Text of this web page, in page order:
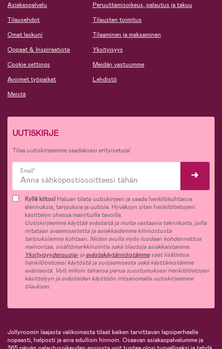
Asiakaspalvelu
Tilausehdot
Omat laskuni
Oppaat & Inspiraatiota
Cookie settings
Avoimet työpaikat
Meistä
Peruuttamisoikeus, palautus ja takuu
Tilausten toimitus
Tilaaminen ja maksaminen
Yksityisyys
Meidän vastuumme
Lehdistö
UUTISKIRJE
Tilaa uutiskirjeemme saadaksesi erityisetuja!
Email*
Kyllä kiitos! Haluan tilata uutiskirjeen ja saada henkilökohtaisia
alennuksia, tarjouksia ja uutisia. Hyväksyn siten henkilötietojeni
käsittelyn ohessa mainituilla tavoilla.
Uutiskirjeemme käyttää evästeitä ja muita vastaavia tekniikoita, joilla
mitataan avaamisastetta ja asiakkaidemme kiinnostusta
tarjouksiamme kohtaan. Niiden avulla myös luodaan kohdennettua
mainontaa, sisältömarkkinointia sekä tilastoja asiakkaistamme.
Yksityisyydensuoja-jaevästekäytännöistämmesaat lisätietoa
henkilötietojesi käytöstä ja suojaamisesta sekä käyttämistämme
evästeistä. Voit milloin tahansa perua suostumuksesi henkilötietojesi
käsittelyyn ja evästeiden käyttöön irtisanomalla uutiskirjeemme
tilauksen.
Jollyroomin laajasta valikoimasta tilaat kaiken tarvittavan lapsiperheelle
nopeasti, helposti ja aina edullisin hinnoin. Osaavan asiakaspalvelumme ja